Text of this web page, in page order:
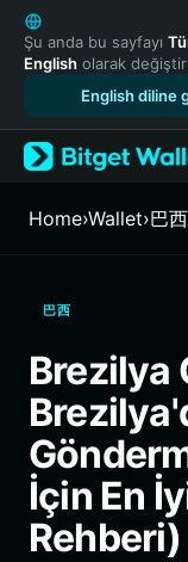
English
日本語
Tiếng Việt
Español
Türkçe
Français
繁體中文
Bahasa Indonesia
ภาษาไทย
Español
Português (Brasil)
Español (Argentina)
Şu anda bu sayfayı
English olarak
English diline
Home›Wallet›巴
巴西
Brezilya
İçin En
Rehberi)